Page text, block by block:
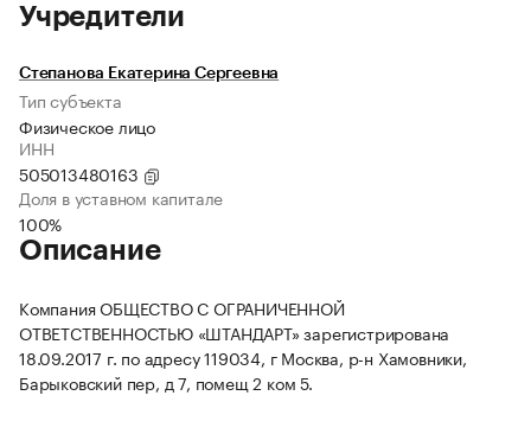
Учредители
Степанова Екатерина Сергеевна
Тип субъекта
Физическое лицо
ИНН
505013480163
Доля в уставном капитале
100%
Описание
Компания ОБЩЕСТВО С ОГРАНИЧЕННОЙ
ОТВЕТСТВЕННОСТЬЮ «ШТАНДАРТ» зарегистрирована
18.09.2017 г. по адресу 119034, г Москва, р-н Хамовники,
Барыковский пер, д 7, помещ 2 ком 5.